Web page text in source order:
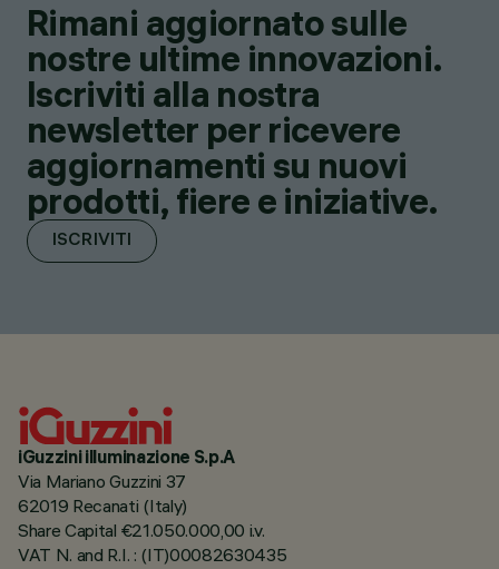
Rimani aggiornato sulle
nostre ultime innovazioni.
Iscriviti alla nostra
newsletter per ricevere
aggiornamenti su nuovi
prodotti, fiere e iniziative.
ISCRIVITI
iGuzzini illuminazione S.p.A
Via Mariano Guzzini 37
62019 Recanati (Italy)
Share Capital €21.050.000,00 i.v.
VAT N. and R.I. : (IT)00082630435